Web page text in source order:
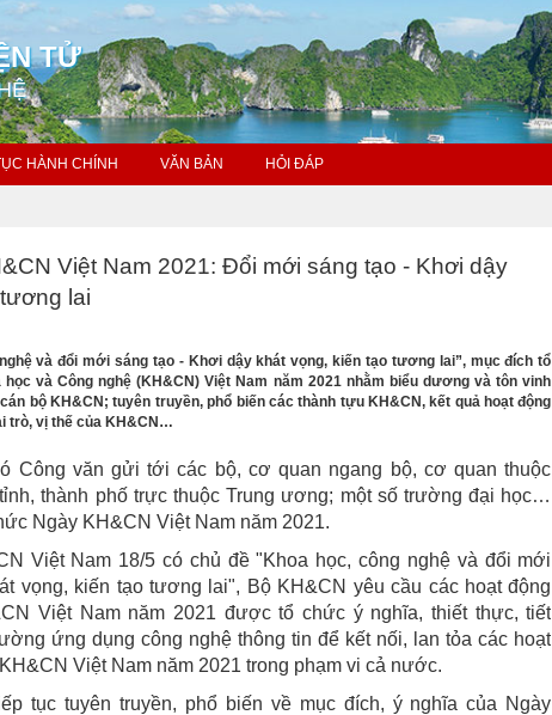
TỬ
HÀNH CHÍNH VĂN BẢN HỎI ĐÁP
Việt Nam 2021: Đổi mới sáng tạo - Khơi dậy
lai
và đổi mới sáng tạo - Khơi dậy khát vọng, kiến tạo tương lai”, mục đích tổ
và Công nghệ (KH&CN) Việt Nam năm 2021 nhằm biểu dương và tôn vinh
bộ KH&CN; tuyên truyền, phổ biến các thành tựu KH&CN, kết quả hoạt động
trò, vị thế của KH&CN…
Công văn gửi tới các bộ, cơ quan ngang bộ, cơ quan thuộc
thành phố trực thuộc Trung ương; một số trường đại học…
Ngày KH&CN Việt Nam năm 2021.
Việt Nam 18/5 có chủ đề "Khoa học, công nghệ và đổi mới
vọng, kiến tạo tương lai", Bộ KH&CN yêu cầu các hoạt động
Việt Nam năm 2021 được tổ chức ý nghĩa, thiết thực, tiết
ứng dụng công nghệ thông tin để kết nối, lan tỏa các hoạt
Việt Nam năm 2021 trong phạm vi cả nước.
tục tuyên truyền, phổ biến về mục đích, ý nghĩa của Ngày